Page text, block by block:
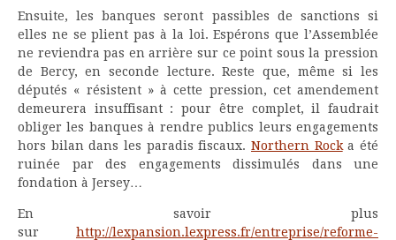
Ensuite, les banques seront passibles de sanctions si
elles ne se plient pas à la loi. Espérons que l’Assemblée
ne reviendra pas en arrière sur ce point sous la pression
de Bercy, en seconde lecture. Reste que, même si les
députés « résistent » à cette pression, cet amendement
demeurera insuffisant : pour être complet, il faudrait
obliger les banques à rendre publics leurs engagements
hors bilan dans les paradis fiscaux. Northern Rocka été
ruinée par des engagements dissimulés dans une
fondation à Jersey…
En savoir plus
sur http://lexpansion.lexpress.fr/entreprise/reforme-